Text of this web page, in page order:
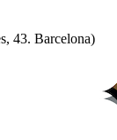
43. Barcelona)